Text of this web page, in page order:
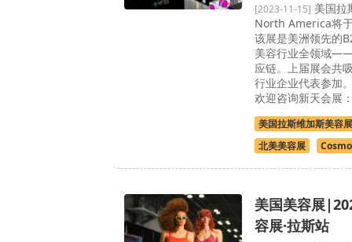
[2023-11-15] 美国拉
North America将
该展是美洲领先的
美容行业全领域
应链。上届展会共
行业企业代表参加
欢迎咨询新天会展
美国拉斯维加斯美容展
北美美容展
美国美容展
容展·拉斯站